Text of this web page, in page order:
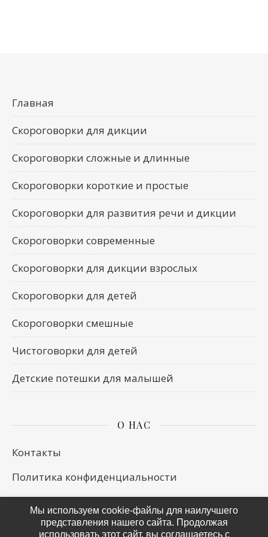
Главная
Скороговорки для дикции
Скороговорки сложные и длинные
Скороговорки короткие и простые
Скороговорки для развития речи и дикции
Скороговорки современные
Скороговорки для дикции взрослых
Скороговорки для детей
Скороговорки смешные
Чистоговорки для детей
Детские потешки для малышей
О НАС
Контакты
Политика конфиденциальности
Мы используем cookie-файлы для наилучшего
представления нашего сайта. Продолжая
использовать этот сайт, вы соглашаетесь с